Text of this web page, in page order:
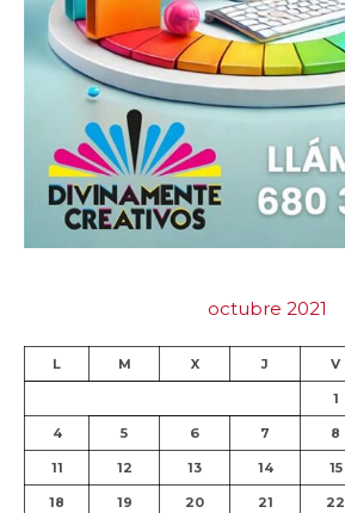
octubre 2021
L M X J V
1
4 5 6 7 8
11 12 13 14 15
18 19 20 21 22